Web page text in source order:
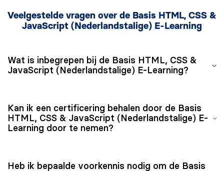
Veelgestelde vragen over de Basis HTML, CSS &
JavaScript (Nederlandstalige) E-Learning
Wat is inbegrepen bij de Basis HTML, CSS &
JavaScript (Nederlandstalige) E-Learning?
E-Learning bevat volledige Nederlandstalige
lesmodules over HTML, CSS en JavaScript, met
inbegrip van videomateriaal en oefenvragen.
Kan ik een certificering behalen door de Basis
HTML, CSS & JavaScript (Nederlandstalige) E-
Learning door te nemen?
E-Learning leidt niet tot een specifieke certificering.
Heb ik bepaalde voorkennis nodig om de Basis